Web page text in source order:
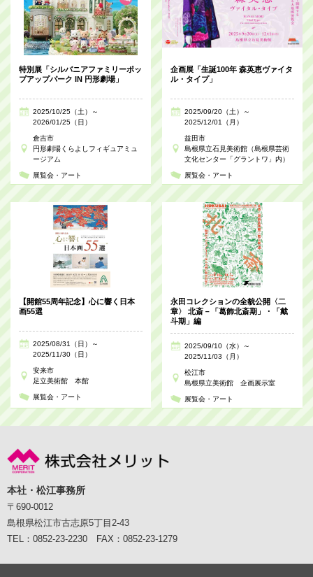
特別展「シルバニアファミリーポッ
プアップパーク IN 円形劇場」
2025/10/25（土）～
2026/01/25（日）
倉吉市
円形劇場くらよしフィギュアミュ
ージアム
展覧会・アート
企画展「生誕100年 森英恵ヴァイタ
ル・タイプ」
2025/09/20（土）～
2025/12/01（月）
益田市
島根県立石見美術館（島根県芸術
文化センター「グラントワ」内）
展覧会・アート
【開館55周年記念】心に響く日本
画55選
2025/08/31（日）～
2025/11/30（日）
安来市
足立美術館 本館
展覧会・アート
永田コレクションの全貌公開〈二
章〉 北斎－「葛飾北斎期」・「戴
斗期」編
2025/09/10（水）～
2025/11/03（月）
松江市
島根県立美術館 企画展示室
展覧会・アート
本社・松江事務所
〒690-0012
島根県松江市古志原5丁目2-43
TEL：0852-23-2230 FAX：0852-23-1279